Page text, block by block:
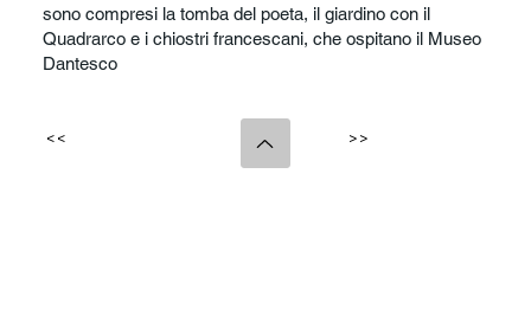
sono compresi la tomba del poeta, il giardino con il
Quadrarco e i chiostri francescani, che ospitano il Museo
Dantesco
<< >>